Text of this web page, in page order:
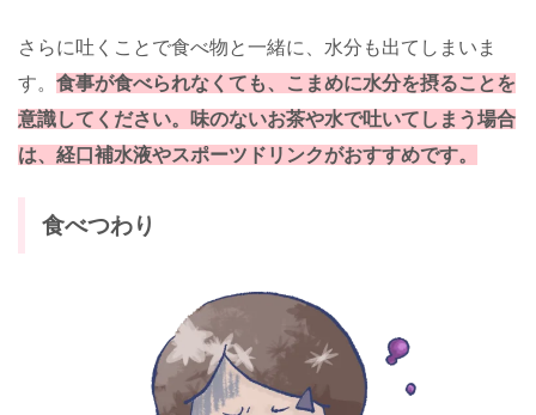
さらに吐くことで食べ物と一緒に、水分も出てしまいま
す。 食事が食べられなくても、こまめに水分を摂ることを
意識してください。味のないお茶や水で吐いてしまう場合
は、経口補水液やスポーツドリンクがおすすめです。
食べつわり